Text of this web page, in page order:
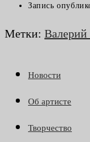
Запись
Метки:
Новости
Об артисте
Творчество